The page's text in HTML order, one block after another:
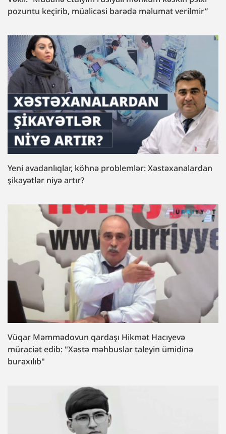
pozuntu keçirib, müalicəsi barədə məlumat verilmir”
Yeni avadanlıqlar, köhnə problemlər: Xəstəxanalardan
şikayətlər niyə artır?
Vüqar Məmmədovun qardaşı Hikmət Hacıyevə
müraciət edib: "Xəstə məhbuslar taleyin ümidinə
buraxılıb"